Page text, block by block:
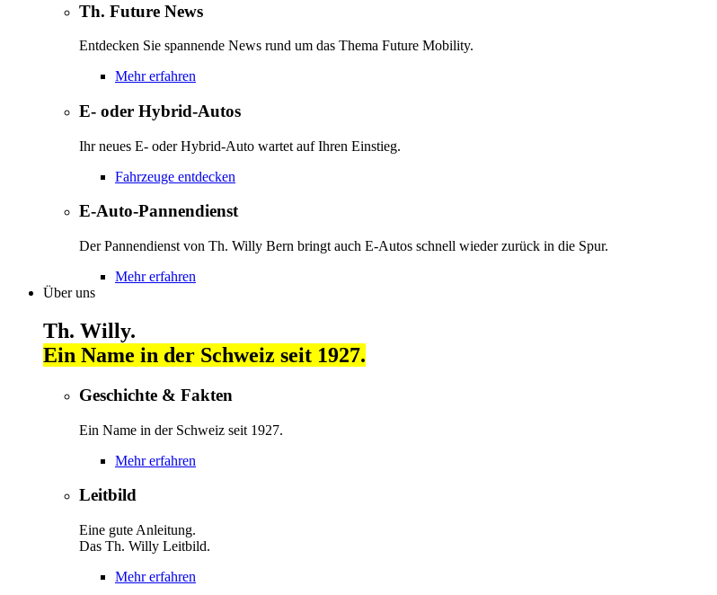
Th. Future News
Entdecken Sie spannende News rund um das Thema Future Mobility.
Mehr erfahren
E- oder Hybrid-Autos
Ihr neues E- oder Hybrid-Auto wartet auf Ihren Einstieg.
Fahrzeuge entdecken
E-Auto-Pannendienst
Der Pannendienst von Th. Willy Bern bringt auch E-Autos schnell wieder zurück in die Spur.
Mehr erfahren
Über uns
Th. Willy.
Ein Name in der Schweiz seit 1927.
Geschichte & Fakten
Ein Name in der Schweiz seit 1927.
Mehr erfahren
Leitbild
Eine gute Anleitung.
Das Th. Willy Leitbild.
Mehr erfahren